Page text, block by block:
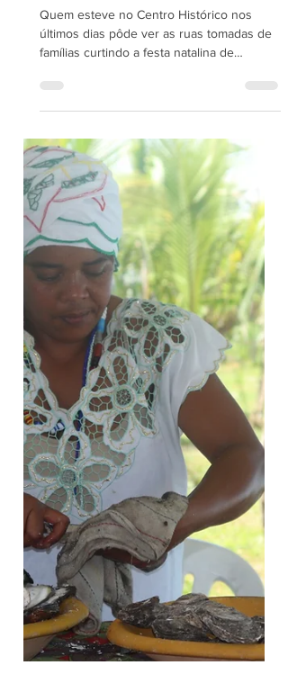
12 de dez. de 2023 3 min de leitura
NATAL SALVADOR:
PROGRAMAÇÃO NO
CENTRO HISTÓRICO É
APROVADA PELA
POPULAÇÃO
Quem esteve no Centro Histórico nos
últimos dias pôde ver as ruas tomadas de
famílias curtindo a festa natalina de
Salvador. Além de...